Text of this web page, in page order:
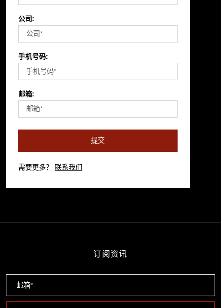
公司:
手机号码:
邮箱:
提交
需要更多？ 联系我们
订阅资讯